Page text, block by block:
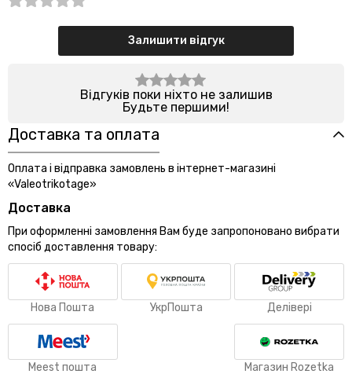
Залишити відгук
Відгуків поки ніхто не залишив
Будьте першими!
Доставка та оплата
Оплата і відправка замовлень в інтернет-магазині
«Valeotrikotage»
Доставка
При оформленні замовлення Вам буде запропоновано вибрати
спосіб доставлення товару:
Нова Пошта УкрПошта Делівері
Meest пошта Магазин Rozetka